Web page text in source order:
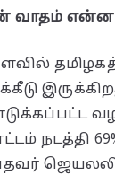
வாதம்
நடத்தி